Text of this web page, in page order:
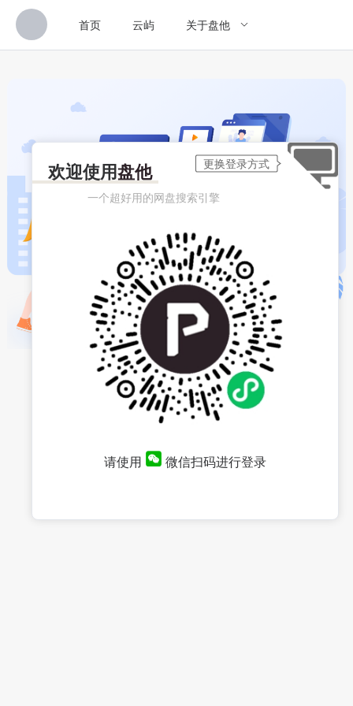
首页 云屿 关于盘他
欢迎使用盘他
一个超好用的网盘搜索引擎
请使用 微信扫码进行登录